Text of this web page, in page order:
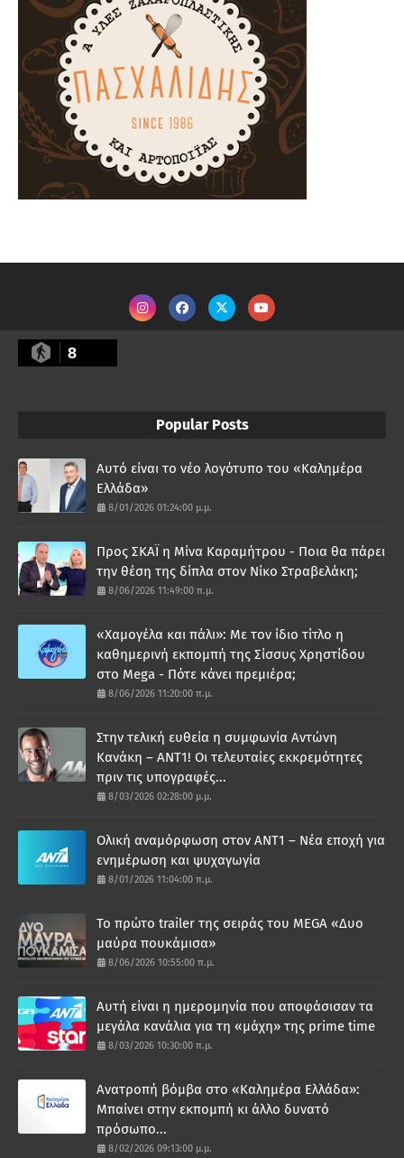
8
Popular Posts
Αυτό είναι το νέο λογότυπο του «Καλημέρα
Ελλάδα»
8/01/2026 01:24:00 μ.μ.
Προς ΣΚΑΪ η Μίνα Καραμήτρου - Ποια θα πάρει
την θέση της δίπλα στον Νίκο Στραβελάκη;
8/06/2026 11:49:00 π.μ.
«Χαμογέλα και πάλι»: Με τον ίδιο τίτλο η
καθημερινή εκπομπή της Σίσσυς Χρηστίδου
στο Mega - Πότε κάνει πρεμιέρα;
8/06/2026 11:20:00 π.μ.
Στην τελική ευθεία η συμφωνία Αντώνη
Κανάκη – ΑΝΤ1! Οι τελευταίες εκκρεμότητες
πριν τις υπογραφές...
8/03/2026 02:28:00 μ.μ.
Ολική αναμόρφωση στον ΑΝΤ1 – Νέα εποχή για
ενημέρωση και ψυχαγωγία
8/01/2026 11:04:00 π.μ.
Το πρώτο trailer της σειράς του MEGA «Δυο
μαύρα πουκάμισα»
8/06/2026 10:55:00 π.μ.
Αυτή είναι η ημερομηνία που αποφάσισαν τα
μεγάλα κανάλια για τη «μάχη» της prime time
8/03/2026 10:30:00 π.μ.
Ανατροπή βόμβα στο «Καλημέρα Ελλάδα»:
Μπαίνει στην εκπομπή κι άλλο δυνατό
πρόσωπο...
8/02/2026 09:13:00 μ.μ.